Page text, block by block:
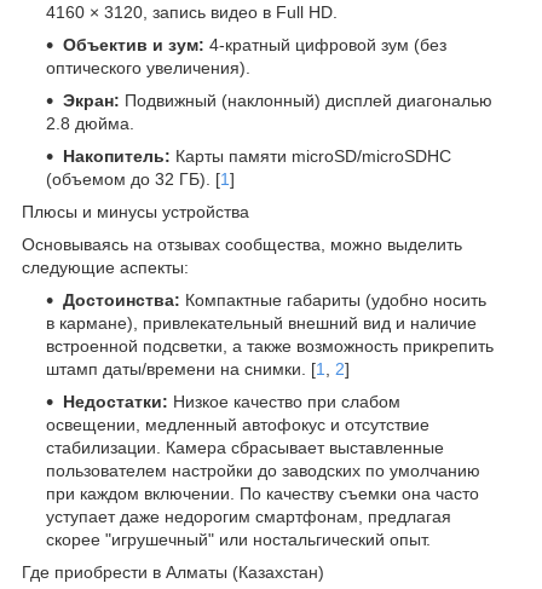
4160 × 3120, запись видео в Full HD.
Объектив и зум: 4-кратный цифровой зум (без
оптического увеличения).
Экран: Подвижный (наклонный) дисплей диагональю
2.8 дюйма.
Накопитель: Карты памяти microSD/microSDHC
(объемом до 32 ГБ). [1]
Плюсы и минусы устройства
Основываясь на отзывах сообщества, можно выделить
следующие аспекты:
Достоинства: Компактные габариты (удобно носить
в кармане), привлекательный внешний вид и наличие
встроенной подсветки, а также возможность прикрепить
штамп даты/времени на снимки. [1 2]
Недостатки: Низкое качество при слабом
освещении, медленный автофокус и отсутствие
стабилизации. Камера сбрасывает выставленные
пользователем настройки до заводских по умолчанию
при каждом включении. По качеству съемки она часто
уступает даже недорогим смартфонам, предлагая
скорее "игрушечный" или ностальгический опыт.
Где приобрести в Алматы (Казахстан)